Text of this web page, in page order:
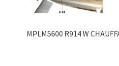
MPLM5600 R914 W